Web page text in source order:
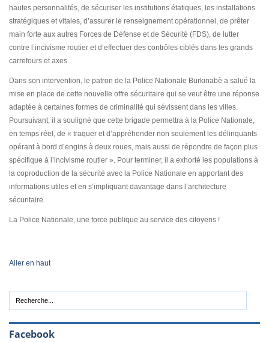
hautes personnalités, de sécuriser les institutions étatiques, les installations
stratégiques et vitales, d’assurer le renseignement opérationnel, de prêter
main forte aux autres Forces de Défense et de Sécurité (FDS), de lutter
contre l’incivisme routier et d’effectuer des contrôles ciblés dans les grands
carrefours et axes.
Dans son intervention, le patron de la Police Nationale Burkinabè a salué la
mise en place de cette nouvelle offre sécuritaire qui se veut être une réponse
adaptée à certaines formes de criminalité qui sévissent dans les villes.
Poursuivant, il a souligné que cette brigade permettra à la Police Nationale,
en temps réel, de « traquer et d’appréhender non seulement les délinquants
opérant à bord d’engins à deux roues, mais aussi de répondre de façon plus
spécifique à l’incivisme routier ». Pour terminer, il a exhorté les populations à
la coproduction de la sécurité avec la Police Nationale en apportant des
informations utiles et en s’impliquant davantage dans l’architecture
sécuritaire.
La Police Nationale, une force publique au service des citoyens !
Aller en haut
Facebook